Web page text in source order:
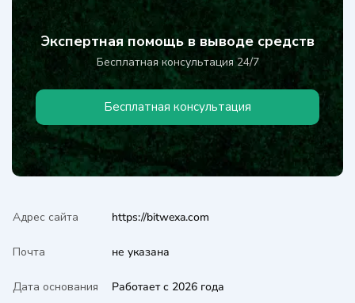
Экспертная помощь в выводе средств
Бесплатная консультация 24/7
Бесплатная консультация
Адрес сайта https://bitwexa.com
Почта не указана
Дата основания Работает с 2026 года